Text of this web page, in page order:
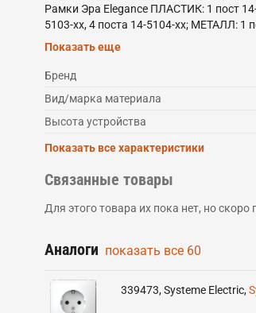
Рамки Эра Elegance ПЛАСТИК: 1 пост 14-
5103-хх, 4 поста 14-5104-хх; МЕТАЛЛ: 1
поста 14-5304-хх (хх - код цвета: 00-
медь, 21-жёлтый, 22-оранжевый, 23-
Показать еще
Бренд
Вид/марка материала
Высота устройства
Показать все характеристики
Связанные товары
Для этого товара их пока нет, но скоро
Аналоги показать все 60
339473,Systeme Electric,